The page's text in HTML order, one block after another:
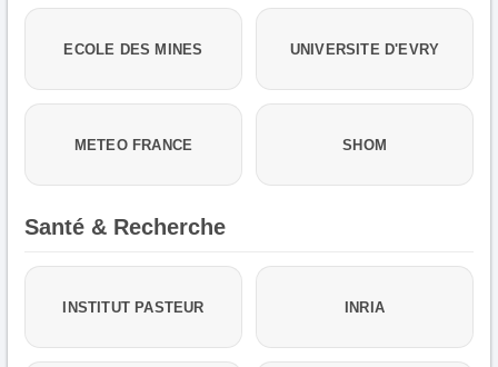
ECOLE DES MINES UNIVERSITE D'EVRY
METEO FRANCE SHOM
Santé & Recherche
INSTITUT PASTEUR INRIA